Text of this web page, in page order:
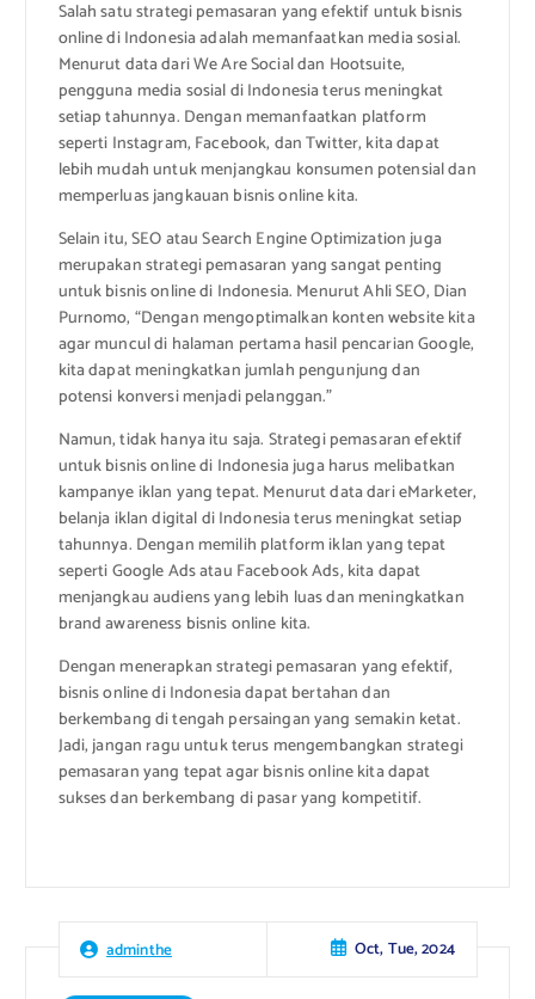
Salah satu strategi pemasaran yang efektif untuk bisnis
online di Indonesia adalah memanfaatkan media sosial.
Menurut data dari We Are Social dan Hootsuite,
pengguna media sosial di Indonesia terus meningkat
setiap tahunnya. Dengan memanfaatkan platform
seperti Instagram, Facebook, dan Twitter, kita dapat
lebih mudah untuk menjangkau konsumen potensial dan
memperluas jangkauan bisnis online kita.
Selain itu, SEO atau Search Engine Optimization juga
merupakan strategi pemasaran yang sangat penting
untuk bisnis online di Indonesia. Menurut Ahli SEO, Dian
Purnomo, “Dengan mengoptimalkan konten website kita
agar muncul di halaman pertama hasil pencarian Google,
kita dapat meningkatkan jumlah pengunjung dan
potensi konversi menjadi pelanggan.”
Namun, tidak hanya itu saja. Strategi pemasaran efektif
untuk bisnis online di Indonesia juga harus melibatkan
kampanye iklan yang tepat. Menurut data dari eMarketer,
belanja iklan digital di Indonesia terus meningkat setiap
tahunnya. Dengan memilih platform iklan yang tepat
seperti Google Ads atau Facebook Ads, kita dapat
menjangkau audiens yang lebih luas dan meningkatkan
brand awareness bisnis online kita.
Dengan menerapkan strategi pemasaran yang efektif,
bisnis online di Indonesia dapat bertahan dan
berkembang di tengah persaingan yang semakin ketat.
Jadi, jangan ragu untuk terus mengembangkan strategi
pemasaran yang tepat agar bisnis online kita dapat
sukses dan berkembang di pasar yang kompetitif.
adminthe Oct, Tue, 2024